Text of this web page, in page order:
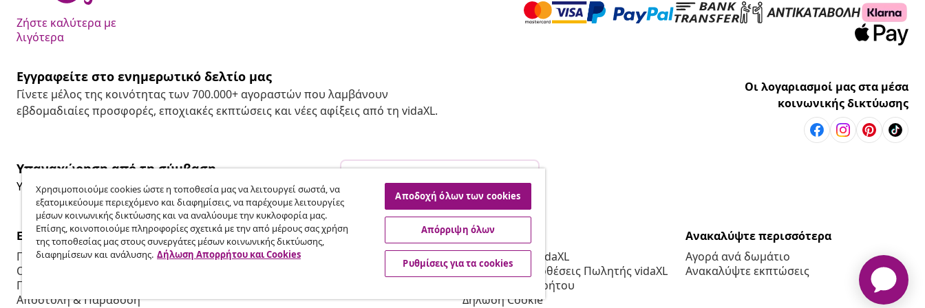
Ζήστε καλύτερα με
λιγότερα
Εγγραφείτε στο ενημερωτικό δελτίο μας
Γίνετε μέλος της κοινότητας των 700.000+ αγοραστών που λαμβάνουν
εβδομαδιαίες προσφορές, εποχιακές εκπτώσεις και νέες αφίξεις από τη vidaXL.
Οι λογαριασμοί μας στα μέσα
κοινωνικής δικτύωσης
Υπαναχώρηση από τη σύμβαση
Υποβάλετε αίτημα υπαναχώρησης για την παραγγελία σας.
Εξυπηρέτηση πελατών
Παρακολουθήστε την παραγγελία σας
Ο λογαριασμός μου
Πληρωμή
Αποστολή & Παράδοση
Επιχείρηση
Πρόγραμμα Συνεργατών
vidaXL
Σχετικά με τη vidaXL
Όροι & Προϋποθέσεις Πωλητής vidaXL
Πολιτική απορρήτου
Δήλωση Cookie
Ανακαλύψτε περισσότερα
Αγορά ανά δωμάτιο
Ανακαλύψτε εκπτώσεις
Χρησιμοποιούμε cookies ώστε η τοποθεσία μας να λειτουργεί σωστά, να
εξατομικεύουμε περιεχόμενο και διαφημίσεις, να παρέχουμε λειτουργίες
μέσων κοινωνικής δικτύωσης και να αναλύουμε την κυκλοφορία μας.
Επίσης, κοινοποιούμε πληροφορίες σχετικά με την από μέρους σας χρήση
της τοποθεσίας μας στους συνεργάτες μέσων κοινωνικής δικτύωσης,
διαφημίσεων και ανάλυσης. Δήλωση Απορρήτου και Cookies
Αποδοχή όλων των cookies
Απόρριψη όλων
Ρυθμίσεις για τα cookies